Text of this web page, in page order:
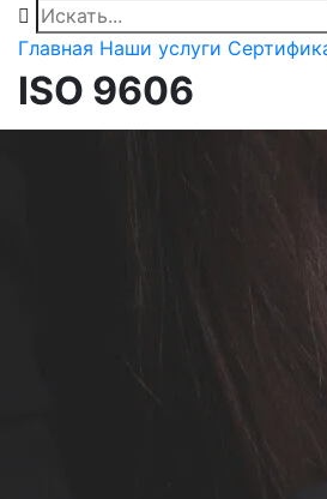
Главная Наши услуги
ISO 9606